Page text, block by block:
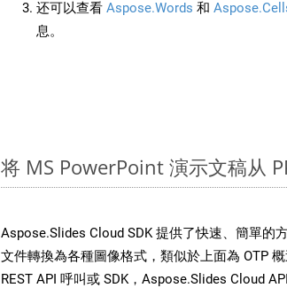
还可以查看 Aspose.Words 和
息。
将 MS PowerPoint 演示文稿从
Aspose.Slides Cloud SDK 提供了快速、簡單的
文件轉換為各種圖像格式，類似於上面為 OTP
REST API 呼叫或 SDK，Aspose.Slides Cloud